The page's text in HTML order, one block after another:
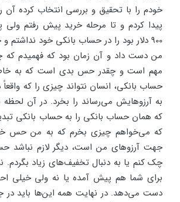
خودم را با تحقیق و بررسی انتخاب کرده آن
پیدا کردم و تا مرحله خرید پیش رفتم ولی
900 دلار بود را در حساب بانکی خود
من دست داد و آن زمان بود که فهمیدم که
مهم است و چقدر حس بدی است که به
حساب بانکی، انسان نتواند چیزی را که
به آرزوهایش می‌رساند را بخرد. در آن
که همان حساب بانکی را به حساب بانکی
که می‌خواهم چیزی بخرم که به من حس
جهت آرزوهای من است، دیگر لازم نباشد
چک کنم یا به دنبال تخفیف‌های زیاد بگردم.
برای شما هم پیش آمده یا نه ولی خیلی
دست می‌دهد. در نهایت همه این‌ها باید در